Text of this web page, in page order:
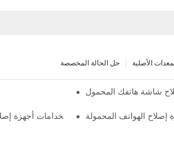
الأصلية حل الحالة المخصصة
شاشة هاتفك المحمول
استخدامات أجهزة إصلاح الهواتف المحمولة